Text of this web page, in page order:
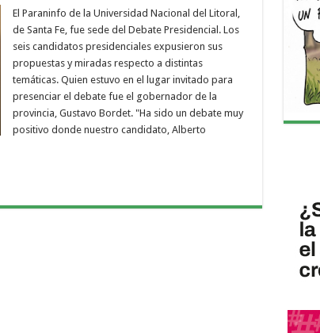
El Paraninfo de la Universidad Nacional del Litoral,
de Santa Fe, fue sede del Debate Presidencial. Los
seis candidatos presidenciales expusieron sus
propuestas y miradas respecto a distintas
temáticas. Quien estuvo en el lugar invitado para
presenciar el debate fue el gobernador de la
provincia, Gustavo Bordet. "Ha sido un debate muy
positivo donde nuestro candidato, Alberto